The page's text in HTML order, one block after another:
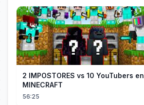
2 IMPOSTORES vs 10 YouTubers en
MINECRAFT
56:25